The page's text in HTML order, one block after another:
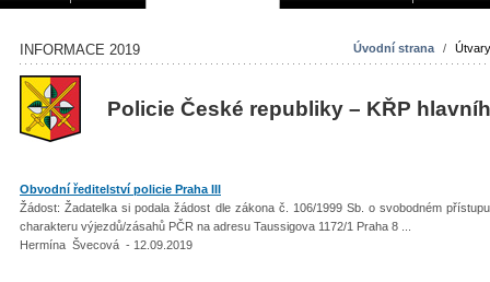
Úvodní strana /
INFORMACE 2019
Policie České republiky – KŘP
Obvodní ředitelství policie Praha III
Žádost: Žadatelka si podala žádost dle zákona č. 106/1999 Sb. o svobodném
charakteru výjezdů/zásahů PČR na adresu Taussigova 1172/1 Praha 8 ...
Hermína Švecová - 12.09.2019